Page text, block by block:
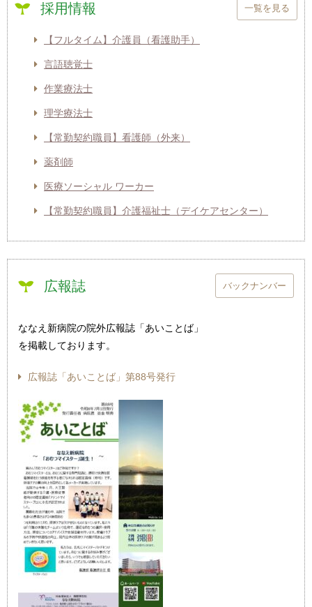
採用情報 一覧を見る
【フルタイム】介護員（看護助手）
言語聴覚士
作業療法士
理学療法士
【常勤契約職員】看護師（外来）
薬剤師
医療ソーシャル ワーカー
【常勤契約職員】介護福祉士（デイケアセンター）
広報誌 バックナンバー
ななえ新病院の院外広報誌「あいことば」
を掲載しております。
広報誌「あいことば」第88号発行